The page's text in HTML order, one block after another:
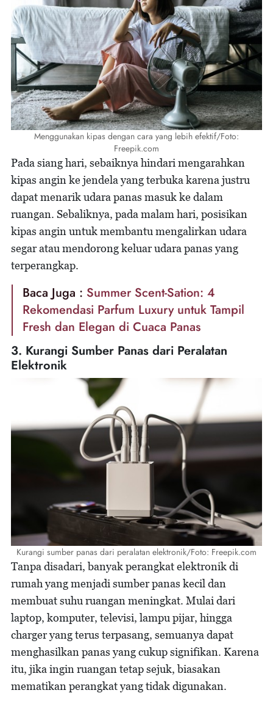
Menggunakan kipas dengan cara yang lebih efektif/Foto:
Freepik.com
Pada siang hari, sebaiknya hindari mengarahkan
kipas angin ke jendela yang terbuka karena justru
dapat menarik udara panas masuk ke dalam
ruangan. Sebaliknya, pada malam hari, posisikan
kipas angin untuk membantu mengalirkan udara
segar atau mendorong keluar udara panas yang
terperangkap.
Baca Juga : Summer Scent-Sation: 4
Rekomendasi Parfum Luxury untuk Tampil
Fresh dan Elegan di Cuaca Panas
3. Kurangi Sumber Panas dari Peralatan
Elektronik
Kurangi sumber panas dari peralatan elektronik/Foto: Freepik.com
Tanpa disadari, banyak perangkat elektronik di
rumah yang menjadi sumber panas kecil dan
membuat suhu ruangan meningkat. Mulai dari
laptop, komputer, televisi, lampu pijar, hingga
charger yang terus terpasang, semuanya dapat
menghasilkan panas yang cukup signifikan. Karena
itu, jika ingin ruangan tetap sejuk, biasakan
mematikan perangkat yang tidak digunakan.